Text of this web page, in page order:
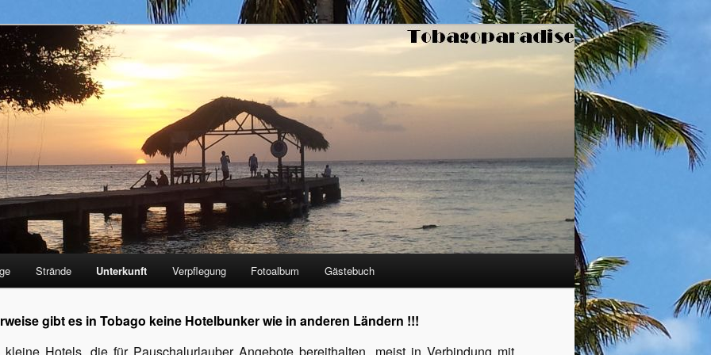
Strände Unterkunft Verpflegung Fotoalbum Gästebuch
gibt es in Tobago keine Hotelbunker wie in anderen Ländern !!!
Hotels, die für Pauschalurlauber Angebote bereithalten, meist in Verbindung mit